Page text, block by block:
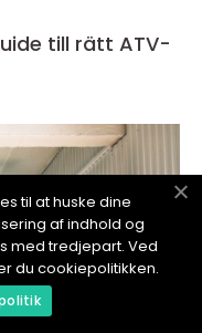
till rätt ATV-
til at huske dine
af indhold og
med tredjepart. Ved
du cookiepolitikken.